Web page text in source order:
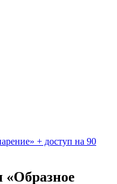
+ доступ на 90